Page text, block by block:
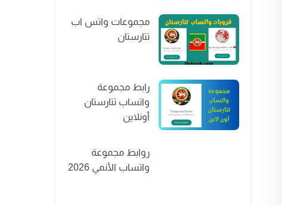
مجموعات واتس اب
تتارستان
رابط مجموعة
واتساب تتارستان
أونلاين
روابط مجموعة
واتساب الأنمي 2026